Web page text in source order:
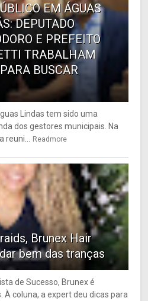
EM ÁGUAS
DEPUTADO
E PREFEITO
TRABALHAM
BUSCAR
Lindas tem sido uma
dos gestores municipais. Na
Readmore
Brunex Hair
bem das tranças
de Sucesso, Brunex é
À coluna, a expert deu dicas para